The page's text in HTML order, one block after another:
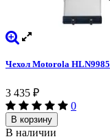
Чехол Motorola HLN9985
3 435 ₽
0
В корзину
В наличии